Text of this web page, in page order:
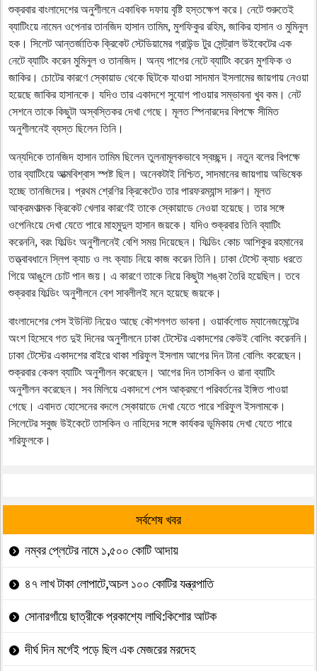
শুক্রবার বাংলাদেশের অনুশীলনে একাধিক দফায় বৃষ্টি হস্তক্ষেপ করে। নেটে শুরুতেই
ব্যাটিংয়ে নামেন ওপেনার তানজিদ হাসান তামিম, মুশফিকুর রহিম, জাকির হাসান ও মুমিনুল
হক। সিলেট আন্তর্জাতিক ক্রিকেট স্টেডিয়ামের গ্রাউন্ড টুর সেন্ট্রাল উইকেটের এক
নেটে ব্যাটিং করেন মুমিনুল ও তানজিদ। অন্য পাশের নেটে ব্যাটিং করেন মুশফিক ও
জাকির। চোটের কারণে স্কোয়াড থেকে ছিটকে যাওয়া সাদমান ইসলামের জায়গায় নেওয়া
হয়েছে জাকির হাসানকে। যদিও তার একাদশে সুযোগ পাওয়ার সম্ভাবনা খুব কম। নেট
সেশনে তাকে কিছুটা অস্বস্তিকর দেখা গেছে। মূলত স্পিনারদের বিপক্ষে সীমিত
অনুশীলনেই ব্যস্ত ছিলেন তিনি।
অন্যদিকে তানজিদ হাসান তামিম ছিলেন তুলনামূলকভাবে স্বচ্ছন্দ। নতুন বলের বিপক্ষে
তার ব্যাটিংয়ে আত্মবিশ্বাস স্পষ্ট ছিল। অনেকটাই নিশ্চিত, সাদমানের জায়গায় অভিষেক
হচ্ছে তানজিদের। প্রথম শ্রেণির ক্রিকেটেও তার পারফরম্যান্স দারুণ। মূলত
আক্রমণাত্মক ক্রিকেট খেলার কারণেই তাকে স্কোয়াডে নেওয়া হয়েছে। তার সঙ্গে
ওপেনিংয়ে দেখা যেতে পারে মাহমুদুল হাসান জয়কে। যদিও শুক্রবার তিনি ব্যাটিং
করেননি, বরং ফিল্ডিং অনুশীলনেই বেশি সময় দিয়েছেন। ফিল্ডিং কোচ আশিকুর রহমানের
তত্ত্বাবধানে স্লিপ ক্যাচ ও লং ক্যাচ নিয়ে কাজ করেন তিনি। ঢাকা টেস্টে ক্যাচ ধরতে
গিয়ে আঙুলে চোট পান জয়। এ কারণে তাকে নিয়ে কিছুটা শঙ্কা তৈরি হয়েছিল। তবে
শুক্রবার ফিল্ডিং অনুশীলনে বেশ সাবলীলই মনে হয়েছে জয়কে।
বাংলাদেশের পেস ইউনিট নিয়েও আছে কৌশলগত ভাবনা। ওয়ার্কলোড ম্যানেজমেন্টের
অংশ হিসেবে গত দুই দিনের অনুশীলনে ঢাকা টেস্টের একাদশের কেউই বোলিং করেননি।
ঢাকা টেস্টের একাদশের বাইরে থাকা শরিফুল ইসলাম আগের দিন টানা বোলিং করেছেন।
শুক্রবার কেবল ব্যাটিং অনুশীলন করেছেন। আগের দিন তাসকিন ও রানা ব্যাটিং
অনুশীলন করেছেন। সব মিলিয়ে একাদশে পেস আক্রমণে পরিবর্তনের ইঙ্গিত পাওয়া
গেছে। এবাদত হোসেনের বদলে স্কোয়াডে দেখা যেতে পারে শরিফুল ইসলামকে।
সিলেটের সবুজ উইকেটে তাসকিন ও নাহিদের সঙ্গে কার্যকর ভূমিকায় দেখা যেতে পারে
শরিফুলকে।
সর্বশেষ খবর
নম্বর প্লেটের নামে ১,৫০০ কোটি আদায়
৪৭ লাখ টাকা লোপাটে,অচল ১০০ কোটির যন্ত্রপাতি
সোনারগাঁয়ে ছাত্রীকে প্রকাশ্যে লাথি:কিশোর আটক
দীর্ঘ দিন মর্গেই পড়ে ছিল এক মেজরের মরদেহ